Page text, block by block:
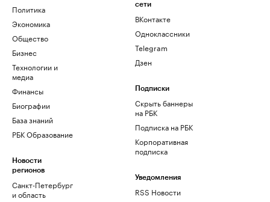
Политика
Экономика
Общество
Бизнес
Технологии и
медиа
Финансы
Биографии
База знаний
РБК Образование
Новости
регионов
Санкт-Петербург
и область
сети
ВКонтакте
Одноклассники
Telegram
Дзен
Подписки
Скрыть баннеры
на РБК
Подписка на РБК
Корпоративная
подписка
Уведомления
RSS Новости